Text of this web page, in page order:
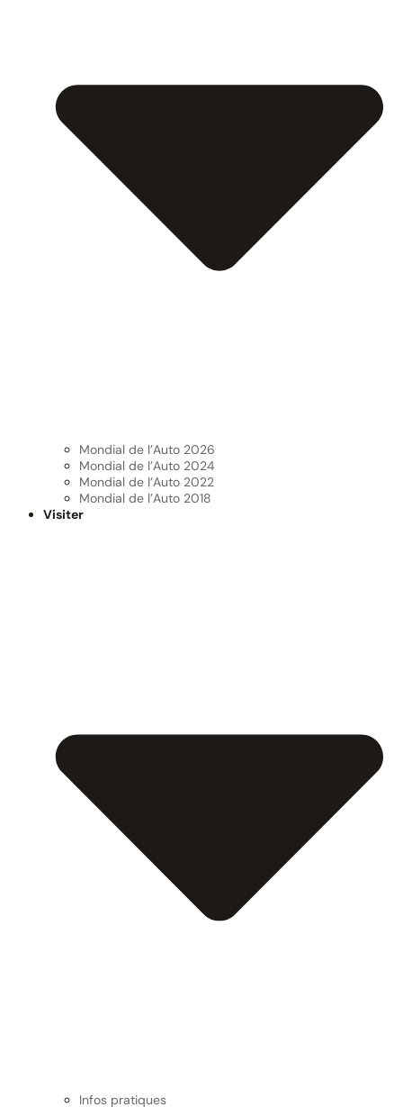
Mondial de l’Auto 2026
Mondial de l’Auto 2024
Mondial de l’Auto 2022
Mondial de l’Auto 2018
Visiter
Infos pratiques